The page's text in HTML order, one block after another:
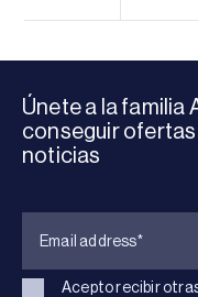
Únete a la familia
conseguir ofertas
noticias
Acepto recibir